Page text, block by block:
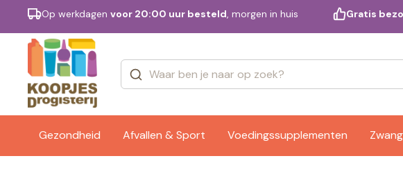
Op werkdagen voor 20:00 uur besteld, morgen in huis Gratis
Gezondheid Afvallen & Sport Voedingssupplementen
Merken